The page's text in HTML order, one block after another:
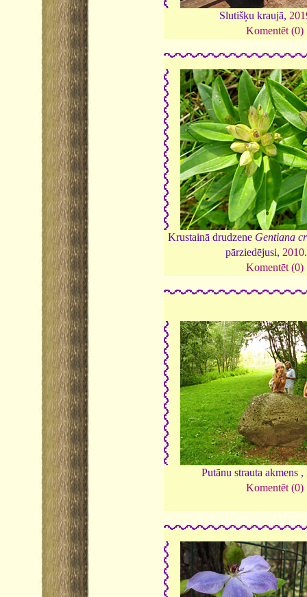
Slutišķu kraujā,
Komentēt (0)
Krustainā drudzene Gentiana
pārziedējusi, 2010
Komentēt (0)
Putānu strauta akmens ,
Komentēt (0)